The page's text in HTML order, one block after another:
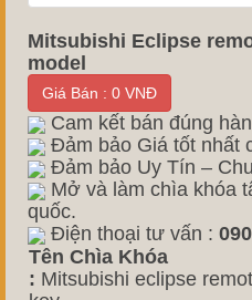
Mitsubishi Eclipse
model
Giá Bán : 0 VNĐ
Cam kết bán đúng
Đảm bảo Giá tốt nhất
Đảm bảo Uy Tín –
Mở và làm chìa khóa
quốc.
Điện thoại tư vấn :
Tên Chìa Khóa
: Mitsubishi eclipse